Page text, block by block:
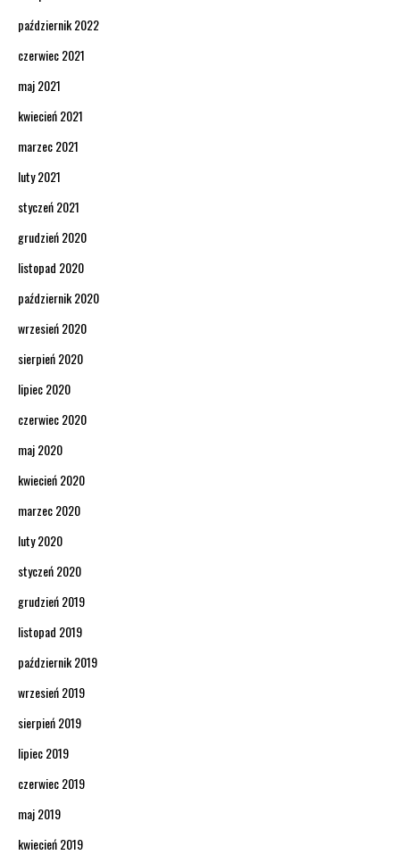
październik 2022
czerwiec 2021
maj 2021
kwiecień 2021
marzec 2021
luty 2021
styczeń 2021
grudzień 2020
listopad 2020
październik 2020
wrzesień 2020
sierpień 2020
lipiec 2020
czerwiec 2020
maj 2020
kwiecień 2020
marzec 2020
luty 2020
styczeń 2020
grudzień 2019
listopad 2019
październik 2019
wrzesień 2019
sierpień 2019
lipiec 2019
czerwiec 2019
maj 2019
kwiecień 2019